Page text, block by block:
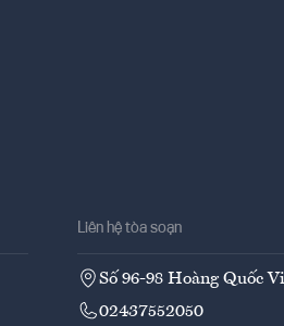
Liên hệ tòa soạn
Số 96-98 Hoàng Quốc
02437552050